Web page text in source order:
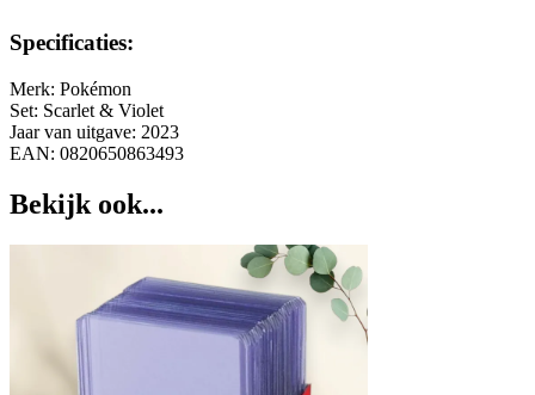
Specificaties:
Merk: Pokémon
Set: Scarlet & Violet
Jaar van uitgave: 2023
EAN: 0820650863493
Bekijk ook...